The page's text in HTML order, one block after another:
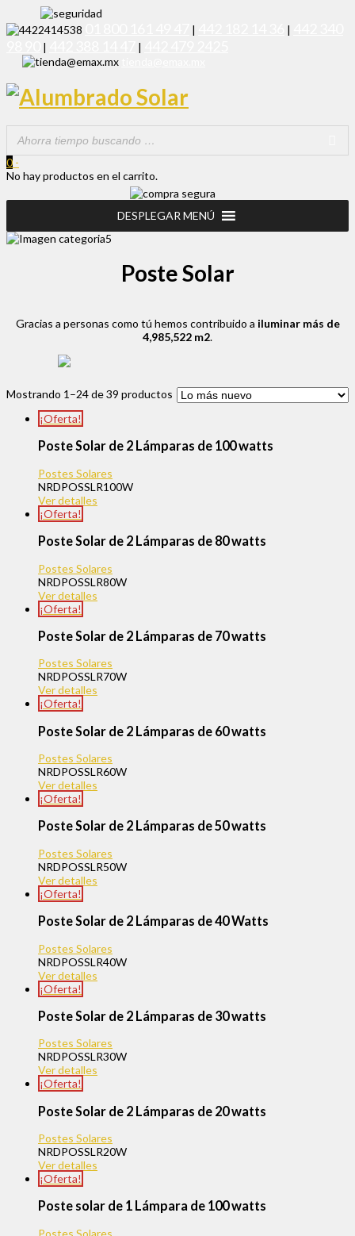
| |
| |
0 -
No hay productos en el carrito.
DESPLEGAR MENÚ
Poste Solar
Gracias a personas como tú hemos contribuido a iluminar más de
4,985,522 m2.
Mostrando 1–24 de 39 productos
¡Oferta!
Poste Solar de 2 Lámparas de 100 watts
Postes Solares
NRDPOSSLR100W
Ver detalles
¡Oferta!
Poste Solar de 2 Lámparas de 80 watts
Postes Solares
NRDPOSSLR80W
Ver detalles
¡Oferta!
Poste Solar de 2 Lámparas de 70 watts
Postes Solares
NRDPOSSLR70W
Ver detalles
¡Oferta!
Poste Solar de 2 Lámparas de 60 watts
Postes Solares
NRDPOSSLR60W
Ver detalles
¡Oferta!
Poste Solar de 2 Lámparas de 50 watts
Postes Solares
NRDPOSSLR50W
Ver detalles
¡Oferta!
Poste Solar de 2 Lámparas de 40 Watts
Postes Solares
NRDPOSSLR40W
Ver detalles
¡Oferta!
Poste Solar de 2 Lámparas de 30 watts
Postes Solares
NRDPOSSLR30W
Ver detalles
¡Oferta!
Poste Solar de 2 Lámparas de 20 watts
Postes Solares
NRDPOSSLR20W
Ver detalles
¡Oferta!
Poste solar de 1 Lámpara de 100 watts
Postes Solares